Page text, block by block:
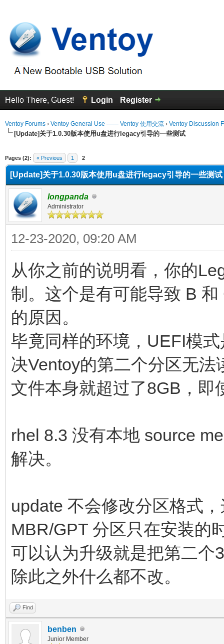
Hello There, Guest! Login Register
Ventoy Forums › Ventoy General Use —— Ventoy 使用交流 › Ventoy Discussion
[Update]关于1.0.30版本使用u盘进行legacy引导的一些测试
Pages (2): « Previous 1 2
[Update]关于1.0.30版本使用u盘进行legacy引导的一些测试
longpanda
Administrator
12-23-2020, 09:20 AM
从你之前的说明看，你的
制。这个是有可能导致 B
的原因。
毕竟同样的环境，UEFI模
决Ventoy的第二个分区无
文件本身就超过了8GB，即
rhel 8.3 没有本地 source
解决。
update 不会修改分区格式
MBR/GPT 分区只在安装的
可以认为升级就是把第二个
除此之外什么都不改。
Find
benben
Junior Member